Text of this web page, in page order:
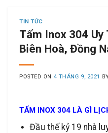
TIN TỨC
Tấm Inox 304 Uy
Biên Hoà, Đồng
POSTED ON 4 THÁNG 9, 2021
TẤM INOX 304 LÀ GÌ
Đầu thế kỷ 19 nhà